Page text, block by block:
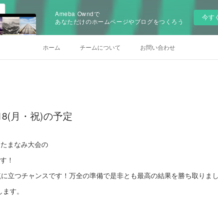
Ameba Owndで
あなただけのホームページやブログをつくろう
今す
ホーム チームについて お問い合わせ
月・祝)の予定
まなみ大会の
！
立つチャンスです！万全の準備で是非とも最高の結果を勝ち取りま
す。